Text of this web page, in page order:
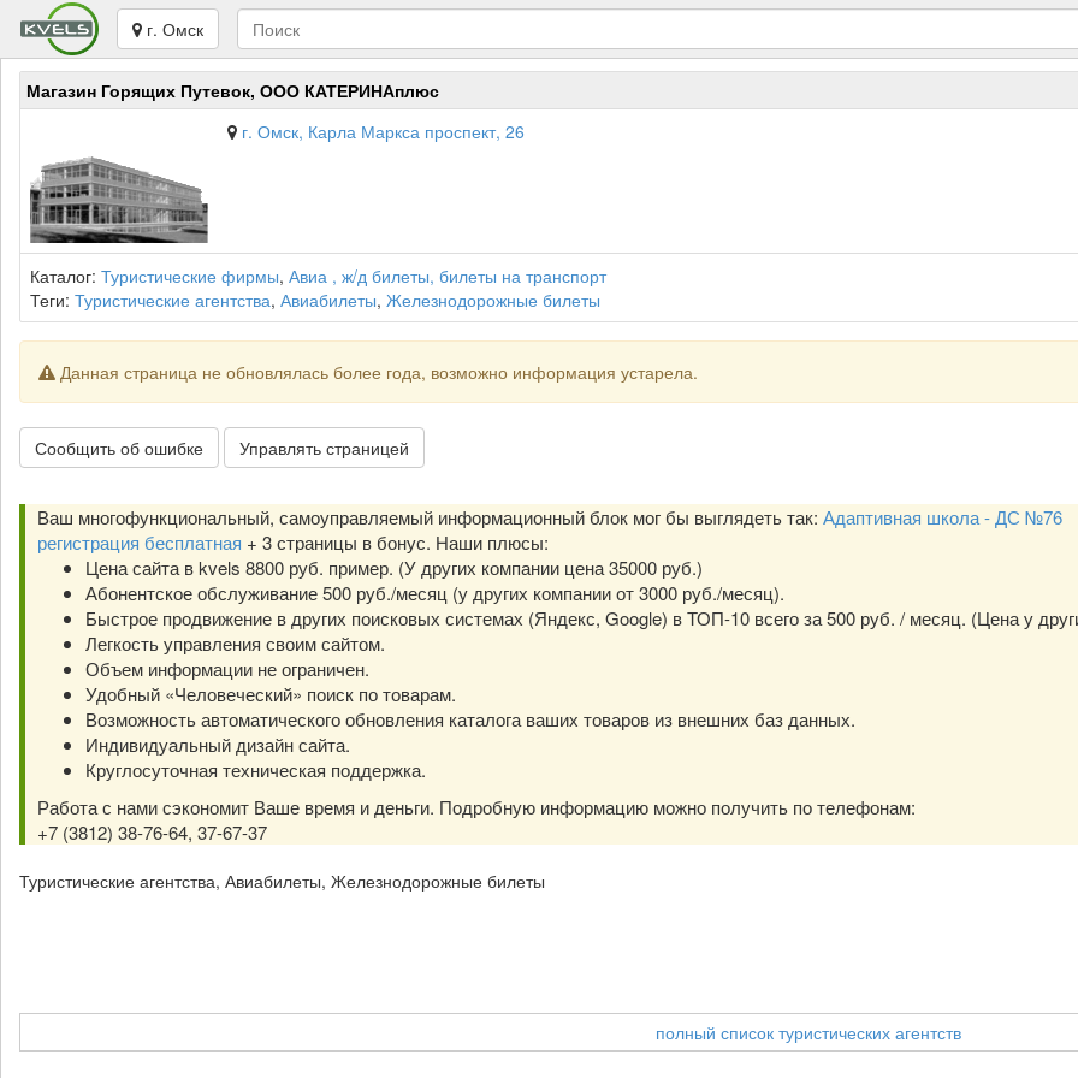
г. Омск
Магазин Горящих Путевок, ООО КАТЕРИНАплюс
г. Омск, Карла Маркса проспект, 26
Каталог: Туристические фирмы, Авиа , ж/д билеты, билеты на транспорт
Теги: Туристические агентства, Авиабилеты, Железнодорожные билеты
Данная страница не обновлялась более года, возможно информация устарела.
Сообщить об ошибке Управлять страницей
Ваш многофункциональный, самоуправляемый информационный блок мог бы выглядеть так: Адаптивная школа - ДС №76
регистрация бесплатная + 3 страницы в бонус. Наши плюсы:
Цена сайта в kvels 8800 руб. пример. (У других компании цена 35000 руб.)
Абонентское обслуживание 500 руб./месяц (у других компании от 3000 руб./месяц).
Быстрое продвижение в других поисковых системах (Яндекс, Google) в ТОП-10 всего за 500 руб. / месяц. (Цена у
Легкость управления своим сайтом.
Объем информации не ограничен.
Удобный «Человеческий» поиск по товарам.
Возможность автоматического обновления каталога ваших товаров из внешних баз данных.
Индивидуальный дизайн сайта.
Круглосуточная техническая поддержка.
Работа с нами сэкономит Ваше время и деньги. Подробную информацию можно получить по телефонам:
+7 (3812) 38-76-64, 37-67-37
Туристические агентства, Авиабилеты, Железнодорожные билеты
полный список туристических агентств